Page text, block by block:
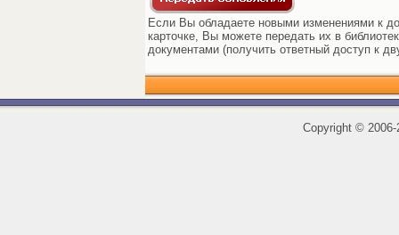
Если Вы обладаете новыми изменениями к
карточке, Вы можете передать их в
документами (получить ответный доступ к
Copyright ©